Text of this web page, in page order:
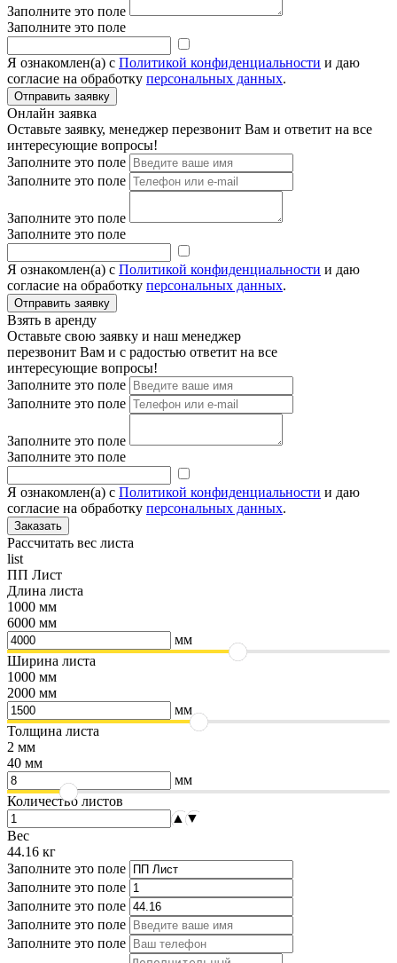
Заполните это поле
Заполните это поле
Я ознакомлен(а) с Политикой конфиденциальности и даю
согласие на обработку персональных данных.
Онлайн заявка
Оставьте заявку, менеджер перезвонит Вам и ответит на все
интересующие вопросы!
Заполните это поле
Заполните это поле
Заполните это поле
Заполните это поле
Я ознакомлен(а) с Политикой конфиденциальности и даю
согласие на обработку персональных данных.
Взять в аренду
Оставьте свою заявку и наш менеджер
перезвонит Вам и с радостью ответит на все
интересующие вопросы!
Заполните это поле
Заполните это поле
Заполните это поле
Заполните это поле
Я ознакомлен(а) с Политикой конфиденциальности и даю
согласие на обработку персональных данных.
Рассчитать вес листа
list
ПП Лист
Длина листа
1000 мм
6000 мм
мм
Ширина листа
1000 мм
2000 мм
мм
Толщина листа
2 мм
40 мм
мм
Количество листов
▲ ▼
Вес
44.16 кг
Заполните это поле
Заполните это поле
Заполните это поле
Заполните это поле
Заполните это поле